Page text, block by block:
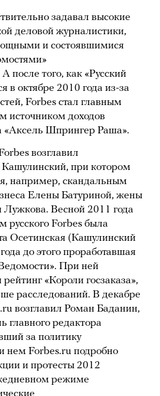
задавал высокие
деловой журналистики,
и состоявшимися
после того, как «Русский
в октябре 2010 года из-за
Forbes стал главным
источником доходов
«Аксель Шпрингер Раша».
возглавил
при котором
например, скандальным
Елены Батуриной, жены
Весной 2011 года
русского Forbes была
Осетинская (Кашулинский
до этого проработавшая
При ней
«Короли госзаказа»,
расследований. В декабре
возглавил Роман Баданин,
главного редактора
за политику
нем Forbes.ru подробно
и протесты 2012
режиме